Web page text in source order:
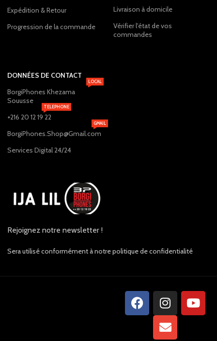
Expédition & Retour
Progression de la commande
Livraison à domicile
Vérifier l'état de vos
commandes
DONNÉES DE CONTACT
BorgiPhones Khezama
Souusse
LOCAL
+216 20 12 19 22
TELEPHONE
BorgiPhones.Shop@Gmail.com
GMAIL
Services Digital 24/24
Rejoignez notre newsletter !
Sera utilisé conformément à notre politique de confidentialité